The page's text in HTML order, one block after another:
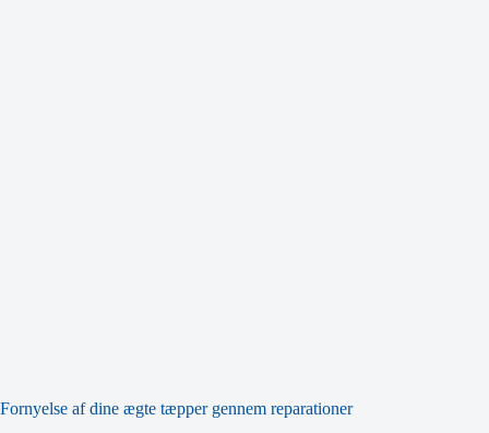
Fornyelse af dine ægte tæpper gennem reparationer